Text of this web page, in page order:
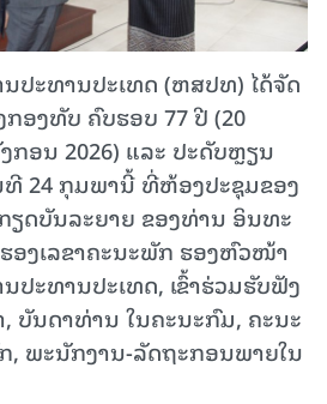
ປະທານປະເທດ (ຫສປທ) ໄດ້ຈັດ
ອງທັບ ຄົບຮອບ 77 ປີ (20
ກອນ 2026) ແລະ ປະດັບຫຼຽນ
ທີ 24 ກຸມພານີ້ ທີ່ຫ້ອງປະຊຸມຂອງ
ດບັນລະຍາຍ ຂອງທ່ານ ອິນທະ
ອງເລຂາຄະນະພັກ ຮອງຫົວໜ້າ
ປະທານປະເທດ, ເຂົ້າຮ່ວມຮັບຟັງ
ບັນດາທ່ານ ໃນຄະນະກົມ, ຄະນະ
ພະນັກງານ-ລັດຖະກອນພາຍໃນ